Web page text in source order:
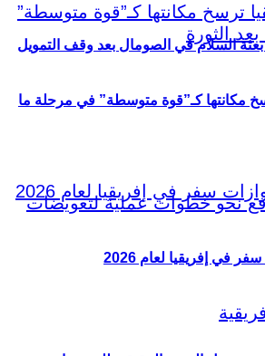
السلام في الصومال بعد وقف التمويل
مكانتها كـ”قوة متوسطة” في مرحلة ما